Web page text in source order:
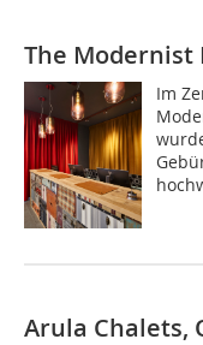
The Modernist
Im
Arula Chalets,